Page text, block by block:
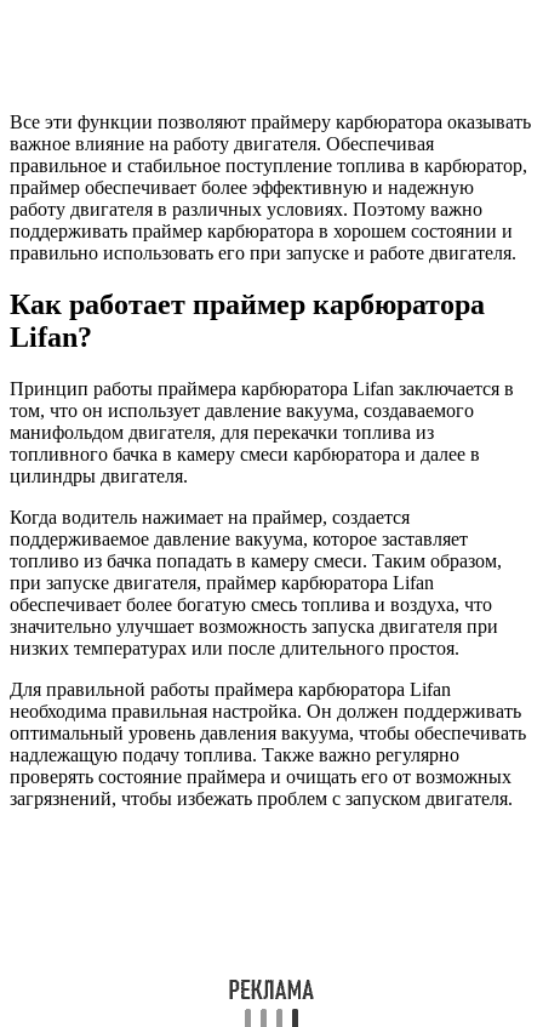
Все эти функции позволяют праймеру карбюратора оказывать
важное влияние на работу двигателя. Обеспечивая
правильное и стабильное поступление топлива в карбюратор,
праймер обеспечивает более эффективную и надежную
работу двигателя в различных условиях. Поэтому важно
поддерживать праймер карбюратора в хорошем состоянии и
правильно использовать его при запуске и работе двигателя.
Как работает праймер карбюратора
Lifan?
Принцип работы праймера карбюратора Lifan заключается в
том, что он использует давление вакуума, создаваемого
манифольдом двигателя, для перекачки топлива из
топливного бачка в камеру смеси карбюратора и далее в
цилиндры двигателя.
Когда водитель нажимает на праймер, создается
поддерживаемое давление вакуума, которое заставляет
топливо из бачка попадать в камеру смеси. Таким образом,
при запуске двигателя, праймер карбюратора Lifan
обеспечивает более богатую смесь топлива и воздуха, что
значительно улучшает возможность запуска двигателя при
низких температурах или после длительного простоя.
Для правильной работы праймера карбюратора Lifan
необходима правильная настройка. Он должен поддерживать
оптимальный уровень давления вакуума, чтобы обеспечивать
надлежащую подачу топлива. Также важно регулярно
проверять состояние праймера и очищать его от возможных
загрязнений, чтобы избежать проблем с запуском двигателя.